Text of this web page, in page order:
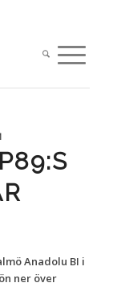
Anadolu BI i
ner över